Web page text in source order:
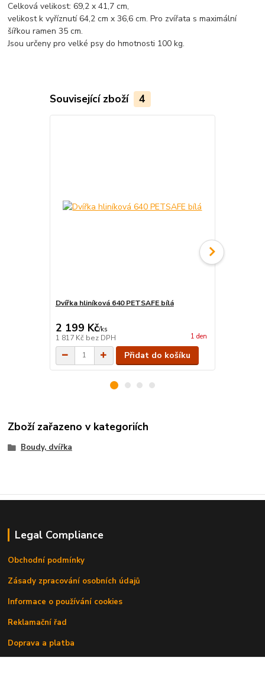
Celková velikost: 69,2 x 41,7 cm,
velikost k vyříznutí 64,2 cm x 36,6 cm. Pro zvířata s maximální
šířkou ramen 35 cm.
Jsou určeny pro velké psy do hmotnosti 100 kg.
Související zboží 4
Dvířka hliníková 640 PETSAFE bílá
2 199 Kč/ks
1 817 Kč bez DPH 1 den
Přidat do košíku
Zboží zařazeno v kategoriích
Boudy, dvířka
Legal Compliance
Obchodní podmínky
Zásady zpracování osobních údajů
Informace o používání cookies
Reklamační řad
Doprava a platba